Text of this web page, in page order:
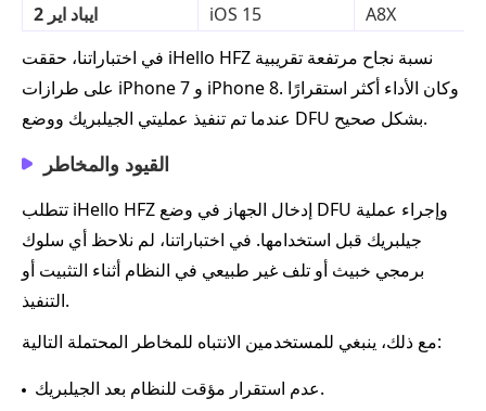
ايباد اير 2
iOS 15
A8X
في اختباراتنا، حققت iHello HFZ نسبة نجاح مرتفعة تقريبية
على طرازات iPhone 7 و iPhone 8. وكان الأداء أكثر استقرارًا
عندما تم تنفيذ عمليتي الجيلبريك ووضع DFU بشكل صحيح.
القيود والمخاطر
تتطلب iHello HFZ إدخال الجهاز في وضع DFU وإجراء عملية
جيلبريك قبل استخدامها. في اختباراتنا، لم نلاحظ أي سلوك
برمجي خبيث أو تلف غير طبيعي في النظام أثناء التثبيت أو
التنفيذ.
مع ذلك، ينبغي للمستخدمين الانتباه للمخاطر المحتملة التالية:
عدم استقرار مؤقت للنظام بعد الجيلبريك.